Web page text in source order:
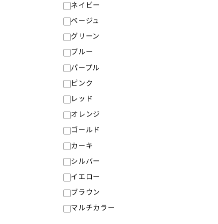
ネイビー
ベージュ
グリーン
ブルー
パープル
ピンク
レッド
オレンジ
ゴールド
カーキ
シルバー
イエロー
ブラウン
マルチカラー